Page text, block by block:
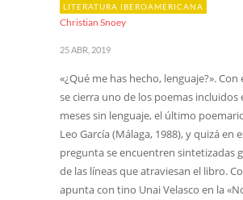
LITERATURA IBEROAMERICANA
Christian Snoey
25 ABR, 2019
«¿Qué me has hecho, lenguaje?». Con
se cierra uno de los poemas incluidos
meses sin lenguaje, el último
Leo García (Málaga, 1988), y quizá en
pregunta se encuentren sintetizadas
de las líneas que atraviesan el libro.
apunta con tino Unai Velasco en la